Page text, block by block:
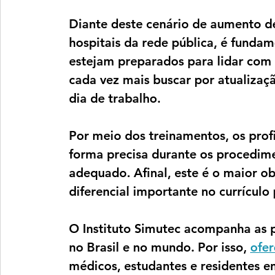
Diante deste cenário de aumento
hospitais da rede pública, é
estejam preparados para lidar com
cada vez mais buscar por
dia de trabalho.
Por meio dos treinamentos, os
forma precisa durante os
adequado. Afinal, este é o maior
diferencial importante no currículo
O Instituto Simutec acompanha as
no Brasil e no mundo. Por isso,
médicos, estudantes e residentes